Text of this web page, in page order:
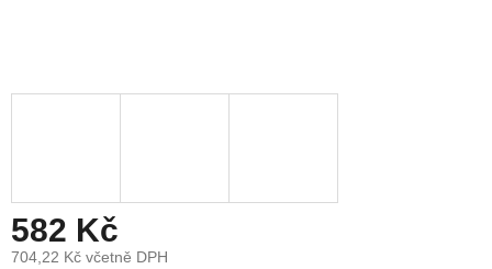
582 Kč
704,22 Kč včetně DPH